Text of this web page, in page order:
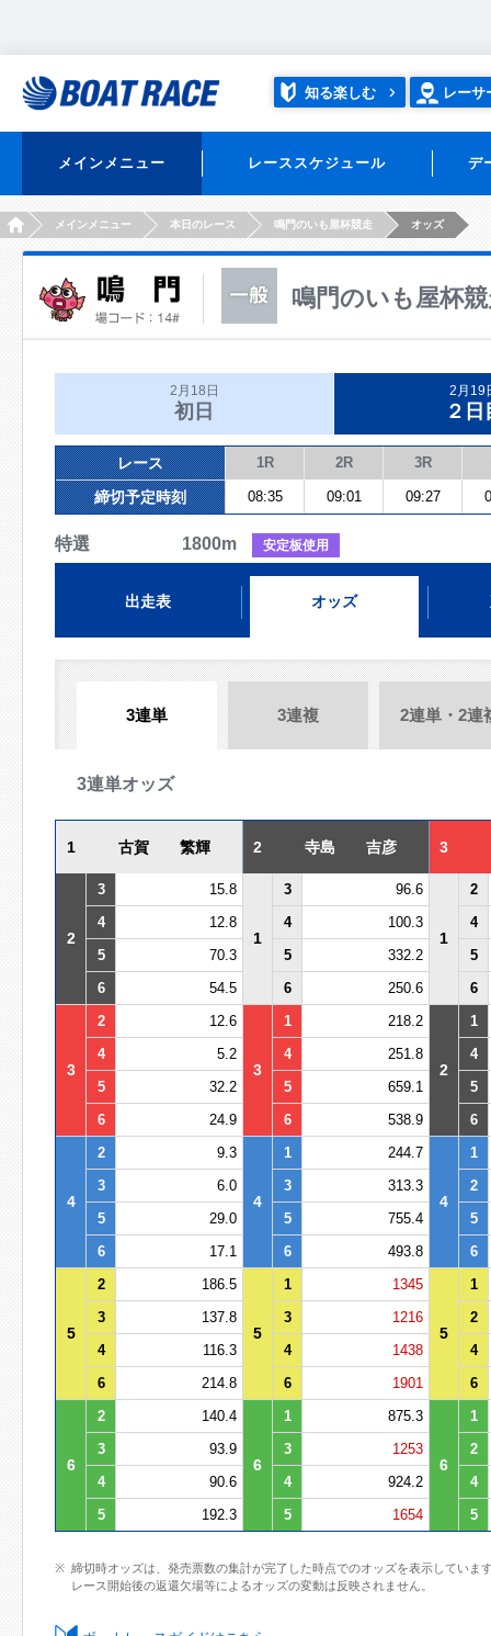
知る楽しむ レーサ
メインメニュー レーススケジュール デ
HOMEメインメニュー 本日のレース 鳴門のいも屋杯競走 オッズ
鳴門のいも屋杯
2月18日
初日
2月19
２日
レース 1R 2R 3R
締切予定時刻 08:35 09:01 09:27
特選 1800m 安定板使用
出走表 オッズ
3連単 3連複 2連単・2連
3連単オッズ
1 古賀 繁輝 2 寺島 吉彦 3
2
3 15.8
1
3 96.6
1
2
4
12.8 4 100.3
4
5
70.3 5 332.2
5
6
54.5 6 250.6 6
3
2 12.6
3
1 218.2
2
1
4
5.2 4 251.8
4
5
32.2 5 659.1
5
6
24.9 6 538.9 6
4
2 9.3
4
1 244.7
4
1
3
6.0 3 313.3
2
5
29.0 5 755.4
5
6
17.1 6 493.8 6
5
2 186.5
5
1 1345
5
1
3
137.8 3 1216
2
4
116.3 4 1438
4
6
214.8 6 1901 6
6
2 140.4
6
1 875.3
6
1
3
93.9 3 1253
2
4
90.6 4 924.2
4
5
192.3 5 1654 5
締切時オッズは、発売票数の集計が完了した時点でのオッズを表示していま
レース開始後の返還欠場等によるオッズの変動は反映されません。